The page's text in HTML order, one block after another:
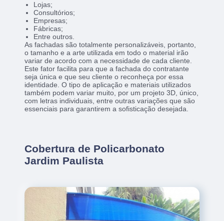
Lojas;
Consultórios;
Empresas;
Fábricas;
Entre outros.
As fachadas são totalmente personalizáveis, portanto,
o tamanho e a arte utilizada em todo o material irão
variar de acordo com a necessidade de cada cliente.
Este fator facilita para que a fachada do contratante
seja única e que seu cliente o reconheça por essa
identidade. O tipo de aplicação e materiais utilizados
também podem variar muito, por um projeto 3D, único,
com letras individuais, entre outras variações que são
essenciais para garantirem a sofisticação desejada.
Cobertura de Policarbonato
Jardim Paulista